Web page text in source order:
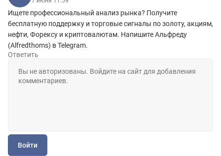
Ищете профессиональный анализ рынка? Получите
бесплатную поддержку и торговые сигналы по золоту, акциям,
нефти, Форексу и криптовалютам. Напишите Альфреду
(Alfredthoms) в Telegram.
Ответить
Войти